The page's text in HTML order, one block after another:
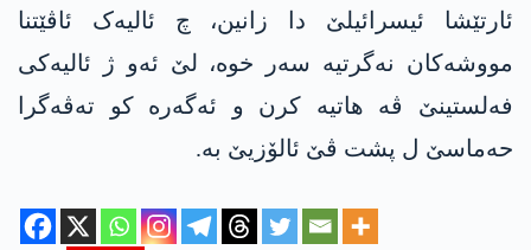
ئارتێشا ئیسرائیلێ دا زانین، چ ئالیەک ئاڤێتنا
مووشەکان نەگرتیە سەر خوە، لێ ئەو ژ ئالیەکی
فه‌لستینێ ڤە هاتیە کرن و ئەگەرە کو تەڤەگرا
حەماسێ ل پشت ڤێ ئالۆزیێ بە.